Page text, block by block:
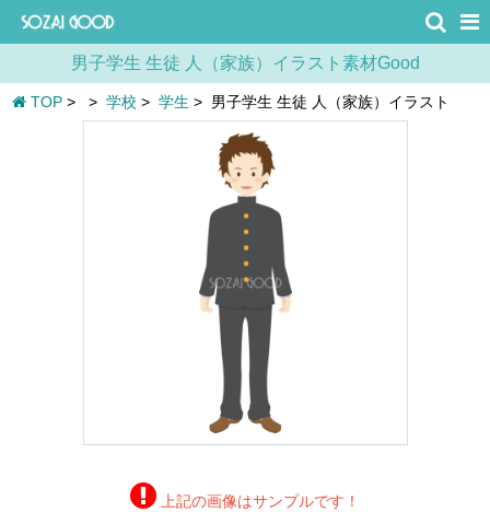
男子学生 生徒 人（家族）イラスト素材Good
TOP > > 学校 > 学生 > 男子学生 生徒 人（家族）イラスト
上記の画像はサンプルです！